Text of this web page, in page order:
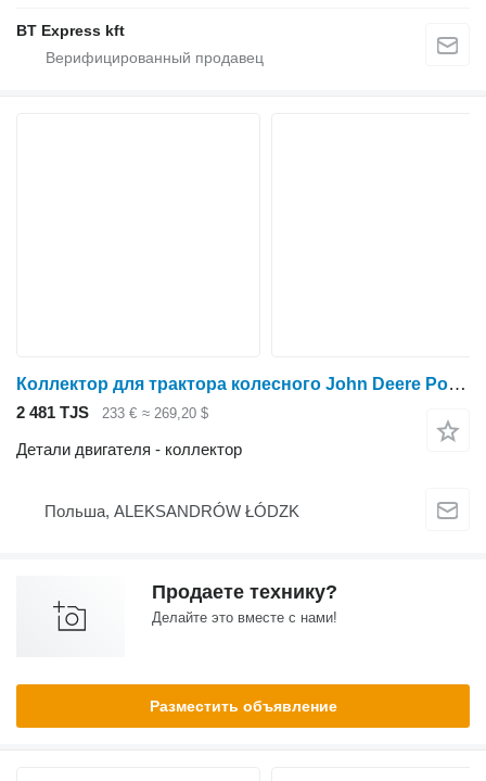
BT Express kft
Коллектор для трактора колесного John Deere Power tech
2 481 TJS 233 € ≈ 269,20 $
Детали двигателя - коллектор
Польша, ALEKSANDRÓW ŁÓDZK
Продаете технику?
Делайте это вместе с нами!
Разместить объявление